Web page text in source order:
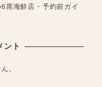
席海鮮店・予約前ガイ
ント
。